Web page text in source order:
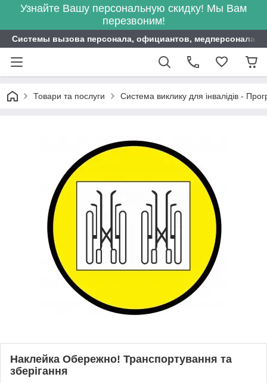
Узнайте Вашу персональную скидку! Мы Вам
перезвоним!
Системы вызова персонала, официантов, медперсонала
Товари та послуги Система виклику для інвалідів -
Наклейка Обережно! Транспортування та
зберігання